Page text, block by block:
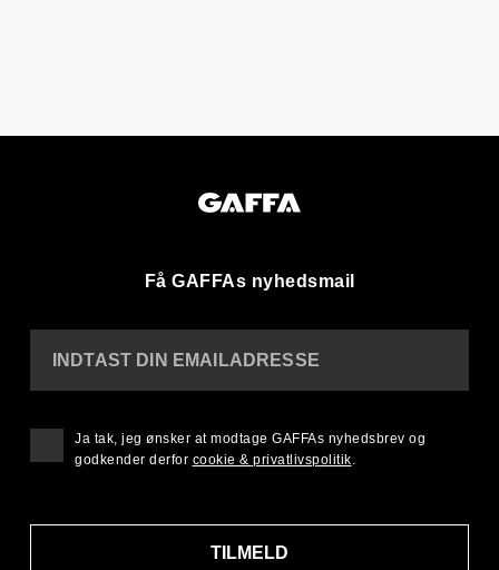
Få GAFFAs nyhedsmail
INDTAST DIN EMAILADRESSE
TILMELD
Ja tak, jeg ønsker at modtage GAFFAs nyhedsbrev og
godkender derfor cookie & privatlivspolitik.